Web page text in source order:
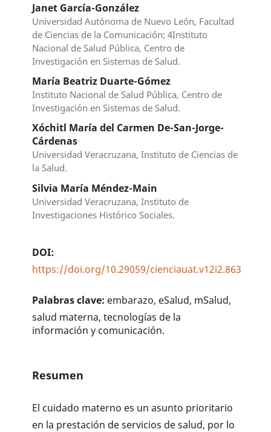
Janet García-González
Universidad Autónoma de Nuevo León, Facultad
de Ciencias de la Comunicación; 4Instituto
Nacional de Salud Pública, Centro de
Investigación en Sistemas de Salud.
María Beatriz Duarte-Gómez
Instituto Nacional de Salud Pública, Centro de
Investigación en Sistemas de Salud.
Xóchitl María del Carmen De-San-Jorge-
Cárdenas
Universidad Veracruzana, Instituto de Ciencias de
la Salud.
Silvia María Méndez-Main
Universidad Veracruzana, Instituto de
Investigaciones Histórico Sociales.
DOI:
https://doi.org/10.29059/cienciauat.v12i2.863
Palabras clave: embarazo, eSalud, mSalud,
salud materna, tecnologías de la
información y comunicación.
Resumen
El cuidado materno es un asunto prioritario
en la prestación de servicios de salud, por lo